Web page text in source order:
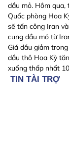
dầu mỏ. Hôm
Quốc phòng Hoa
sẽ tấn công Iran
cung dầu mỏ từ
Giá dầu giảm
dầu thô Hoa Kỳ
xuống thấp nhất